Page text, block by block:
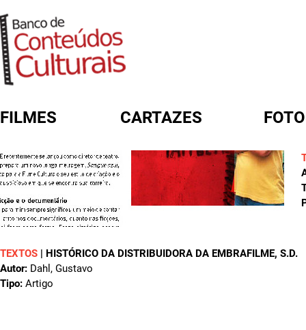
FILMES CARTAZES
TEXTOS | HISTÓRICO DA DISTRIBUIDORA DA EMBRAFILME, S.D.
Autor: Dahl, Gustavo
Tipo: Artigo
FORMULÁRIO DE BUSCA